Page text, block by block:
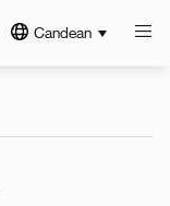
Candean